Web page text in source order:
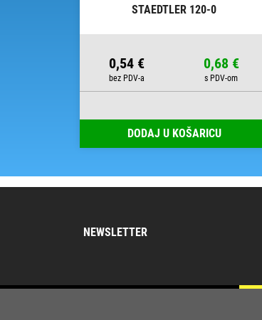
STAEDTLER 120-0
0,54 € 0,68 €
DODAJ U KOŠARICU
NEWSLETTER